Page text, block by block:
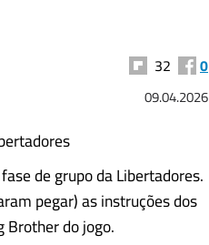
32 0
09.04.2026
de grupo da Libertadores.
pegar) as instruções dos
Brother do jogo.